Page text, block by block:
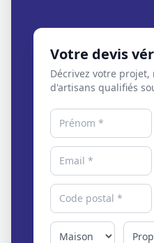
Votre devis
Décrivez votre projet,
d'artisans qualifiés